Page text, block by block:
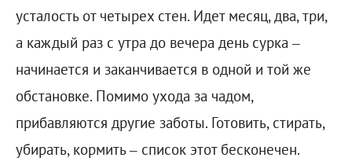
усталость от четырех стен. Идет месяц, два, три,
а каждый раз с утра до вечера день сурка –
начинается и заканчивается в одной и той же
обстановке. Помимо ухода за чадом,
прибавляются другие заботы. Готовить, стирать,
убирать, кормить – список этот бесконечен.